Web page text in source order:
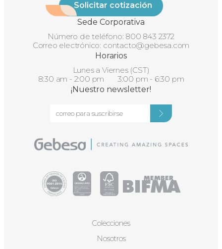
Solicitar cotización
Sede Corporativa
Número de teléfono: 800 843 2372
Correo electrónico: contacto@gebesa.com
Horarios
Lunes a Viernes (CST)
8:30 am - 2:00 pm 3:00 pm - 6:30 pm
¡Nuestro newsletter!
Colecciones
Nosotros